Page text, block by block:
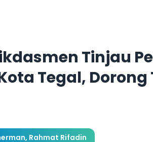
Tinjau
Tegal,
, Rahmat Rifadin